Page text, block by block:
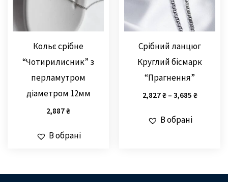
Кольє срібне
“Чотирилисник” з
перламутром
діаметром 12мм
2,887₴
В обрані
Срібний ланцюг
Круглий бісмарк
“Прагнення”
2,827₴– 3,685 ₴
В обрані